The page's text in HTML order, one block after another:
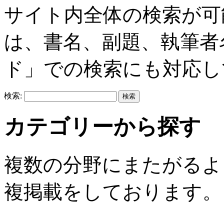
サイト内全体の検索が
は、書名、副題、執筆
ド」での検索にも対応
検索:
カテゴリーから探す
複数の分野にまたがる
複掲載をしております。